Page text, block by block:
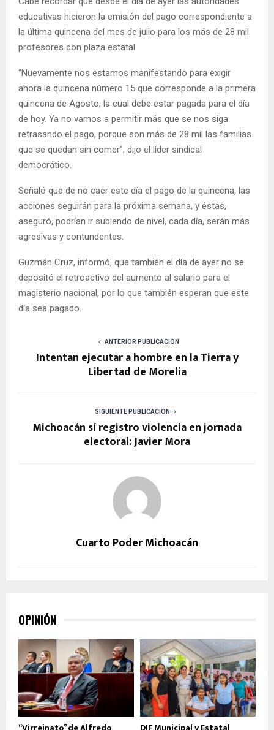
educativas hicieron la emisión del pago correspondiente a
la última quincena del mes de julio para los más de 28 mil
profesores con plaza estatal.
“Nuevamente nos estamos manifestando para exigir
ahora la quincena número 15 que corresponde a la primera
quincena de Agosto, la cual debe estar pagada para el día
de hoy. Ya no vamos a permitir más que se nos siga
retrasando el pago, porque son más de 28 mil las familias
que se quedan sin comer”, dijo el líder sindical
democrático.
Señaló que de no caer este día el pago de la quincena, las
acciones seguirán para la próxima semana, y éstas,
aseguró, podrían ir subiendo de nivel, cada día, serán más
agresivas y contundentes.
Guzmán Cruz, informó, que también el día de ayer no se
depositó el retroactivo del aumento al salario para el
magisterio nacional, por lo que también esperan que este
día sea pagado.
ANTERIOR PUBLICACIÓN
Intentan ejecutar a hombre en la Tierra y
Libertad de Morelia
SIGUIENTE PUBLICACIÓN
Michoacán sí registro violencia en jornada
electoral: Javier Mora
Cuarto Poder Michoacán
OPINIÓN